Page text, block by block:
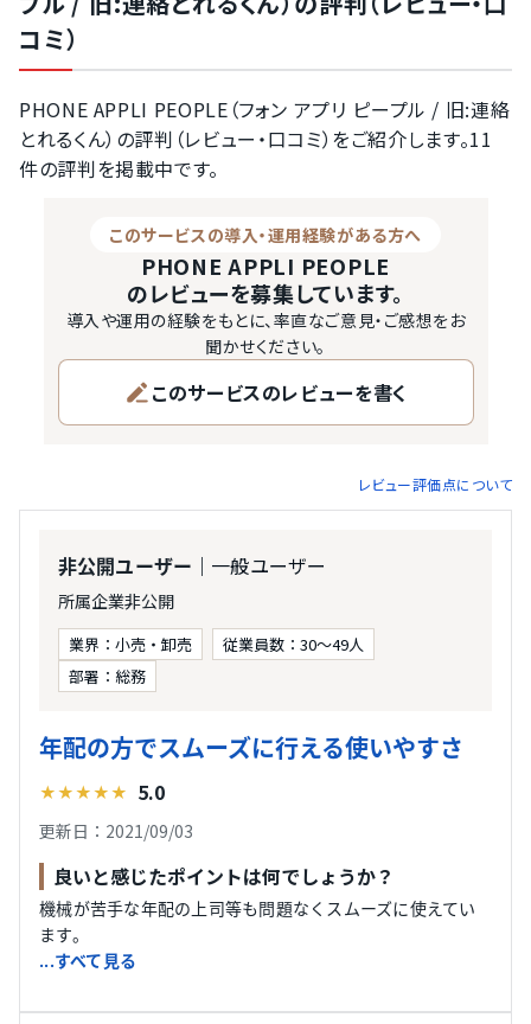
コミ）
PHONE APPLI PEOPLE（フォン アプリ ピープル / 旧:連絡
とれるくん）の評判（レビュー・口コミ）をご紹介します。11
件の評判を掲載中です。
このサービスの導入・運用経験がある方へ
PHONE APPLI PEOPLE
のレビューを募集しています。
導入や運用の経験をもとに、率直なご意見・ご感想をお
聞かせください。
このサービスのレビューを書く
レビュー評価点について
非公開ユーザー ｜一般ユーザー
所属企業非公開
業界：小売・卸売
従業員数：30〜49人
部署：総務
年配の方でスムーズに行える使いやすさ
★★★★★ 5.0
更新日：2021/09/03
良いと感じたポイントは何でしょうか？
機械が苦手な年配の上司等も問題なくスムーズに使えてい
ます。
...すべて見る